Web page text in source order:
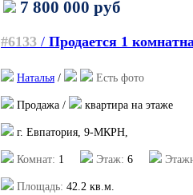
7 800 000 руб
#6133 / Продается 1
Наталья / Есть фото
Продажа / квартира на этаже
г. Евпатория, 9-МКРН,
Комнат: 1 Этаж: 6
Площадь: 42.2 кв.м.